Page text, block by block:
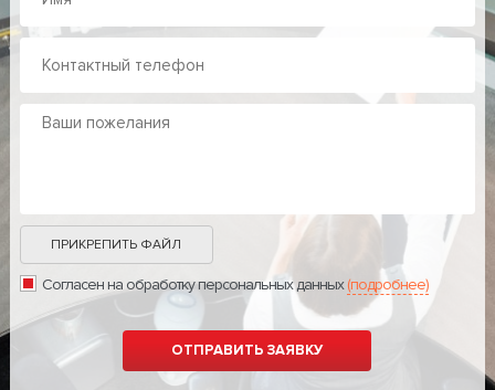
ПРИКРЕПИТЬ ФАЙЛ
Согласен на обработку персональных данных(подробнее)